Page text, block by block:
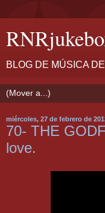
BLOG DE MÚSICA
miércoles, 27 de febrero de
70- THE
love.